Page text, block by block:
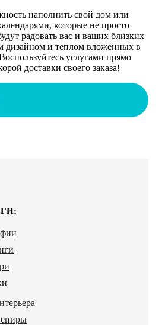
наполнить свой дом или
которые не просто
радовать вас и ваших близких
дизайном и теплом вложенных в
услугами прямо
доставки своего заказа!